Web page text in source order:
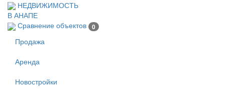
Перейти к основному содержанию
НЕДВИЖИМОСТЬ
В АНАПЕ
Сравнение объектов
0
Продажа
Аренда
Новостройки